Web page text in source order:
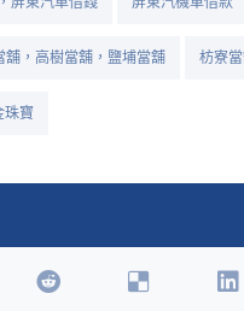
舖，高樹當舖，鹽埔當舖 枋寮
珠寶